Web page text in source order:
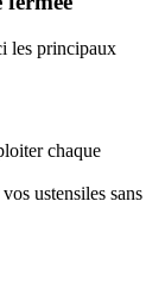
les principaux
chaque
ustensiles sans